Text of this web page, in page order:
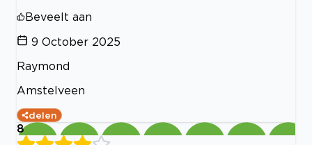
Beveelt aan
9 October 2025
Raymond
Amstelveen
delen
8